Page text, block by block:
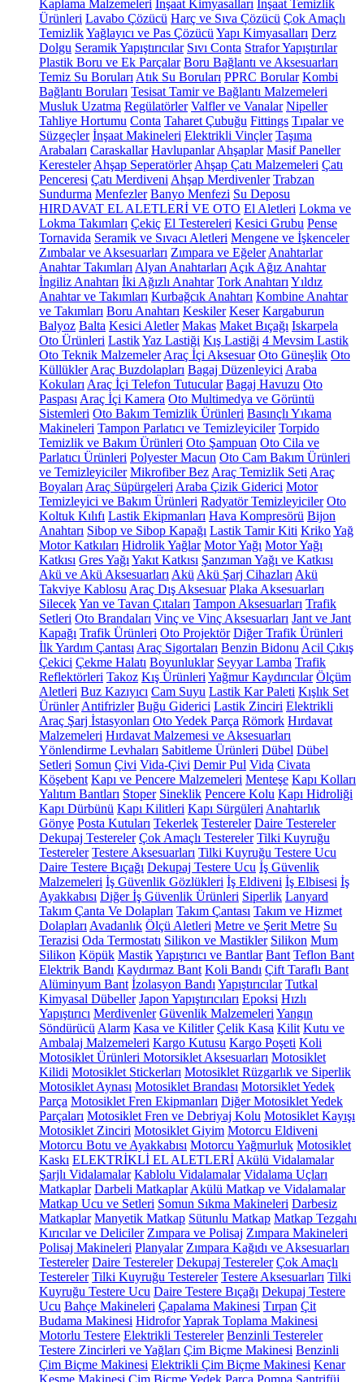
Kaplama Malzemeleri İnşaat Kimyasalları İnşaat Temizlik
Ürünleri Lavabo Çözücü Harç ve Sıva Çözücü Çok Amaçlı
TemizlikYağlayıcı ve Pas Çözücü Yapı Kimyasalları Derz
Dolgu Seramik Yapıştırıcılar Sıvı Conta Strafor Yapıştırılar
Plastik Boru ve Ek Parçalar Boru Bağlantı ve Aksesuarları
Temiz Su Boruları Atık Su Boruları PPRC Borular Kombi
Bağlantı Boruları Tesisat Tamir ve Bağlantı Malzemeleri
Musluk Uzatma Regülatörler Valfler ve Vanalar Nipeller
Tahliye Hortumu Conta Taharet Çubuğu Fittings Tıpalar ve
Süzgeçler İnşaat Makineleri Elektrikli Vinçler Taşıma
Arabaları Caraskallar Havlupanlar Ahşaplar Masif Paneller
Keresteler Ahşap Seperatörler Ahşap Çatı Malzemeleri Çatı
Penceresi Çatı Merdiveni Ahşap Merdivenler Trabzan
Sundurma Menfezler Banyo Menfezi Su Deposu
HIRDAVAT EL ALETLERİ VE OTO El Aletleri Lokma ve
Lokma Takımları Çekiç El Testereleri Kesici Grubu Pense
Tornavida Seramik ve Sıvacı Aletleri Mengene ve İşkenceler
Zımbalar ve Aksesuarları Zımpara ve Eğeler Anahtarlar
Anahtar Takımları Alyan Anahtarları Açık Ağız Anahtar
İngiliz Anahtarı İki Ağızlı Anahtar Tork Anahtarı Yıldız
Anahtar ve Takımları Kurbağcık Anahtarı Kombine Anahtar
ve Takımları Boru Anahtarı Keskiler Keser Kargaburun
Balyoz Balta Kesici Aletler Makas Maket Bıçağı Iskarpela
Oto Ürünleri LastikYaz Lastiği Kış Lastiği 4 Mevsim Lastik
Oto Teknik Malzemeler Araç İçi Aksesuar Oto Güneşlik Oto
Küllükler Araç Buzdolapları Bagaj Düzenleyici Araba
Kokuları Araç İçi Telefon Tutucular Bagaj Havuzu Oto
Paspası Araç İçi Kamera Oto Multimedya ve Görüntü
Sistemleri Oto Bakım Temizlik Ürünleri Basınçlı Yıkama
Makineleri Tampon Parlatıcı ve Temizleyiciler Torpido
Temizlik ve Bakım Ürünleri Oto Şampuan Oto Cila ve
Parlatıcı Ürünleri Polyester Macun Oto Cam Bakım Ürünleri
ve Temizleyiciler Mikrofiber Bez Araç Temizlik Seti Araç
Boyaları Araç Süpürgeleri Araba Çizik Giderici Motor
Temizleyici ve Bakım Ürünleri Radyatör Temizleyiciler Oto
Koltuk Kılıfı Lastik Ekipmanları Hava Kompresörü Bijon
Anahtarı Sibop ve Sibop Kapağı Lastik Tamir Kiti KrikoYağ
Motor Katkıları Hidrolik Yağlar Motor Yağı Motor Yağı
Katkısı Gres Yağı Yakıt Katkısı Şanzıman Yağı ve Katkısı
Akü ve Akü Aksesuarları Akü Akü Şarj Cihazları Akü
Takviye Kablosu Araç Dış Aksesuar Plaka Aksesuarları
SilecekYan ve Tavan Çıtaları Tampon Aksesuarları Trafik
Setleri Oto Brandaları Vinç ve Vinç Aksesuarları Jant ve Jant
Kapağı Trafik Ürünleri Oto Projektör Diğer Trafik Ürünleri
İlk Yardım Çantası Araç Sigortaları Benzin Bidonu Acil Çıkış
Çekici Çekme Halatı Boyunluklar Seyyar Lamba Trafik
Reflektörleri Takoz Kış Ürünleri Yağmur Kaydırıcılar Ölçüm
Aletleri Buz Kazıyıcı Cam Suyu Lastik Kar Paleti Kışlık Set
Ürünler Antifrizler Buğu Giderici Lastik Zinciri Elektrikli
Araç Şarj İstasyonları Oto Yedek Parça Römork Hırdavat
Malzemeleri Hırdavat Malzemesi ve Aksesuarları
Yönlendirme Levhaları Sabitleme Ürünleri Dübel Dübel
Setleri Somun Çivi Vida-Çivi Demir Pul Vida Civata
Köşebent Kapı ve Pencere Malzemeleri Menteşe Kapı Kolları
Yalıtım Bantları Stoper Sineklik Pencere Kolu Kapı Hidroliği
Kapı Dürbünü Kapı Kilitleri Kapı Sürgüleri Anahtarlık
Gönye Posta Kutuları Tekerlek Testereler Daire Testereler
Dekupaj Testereler Çok Amaçlı Testereler Tilki Kuyruğu
Testereler Testere Aksesuarları Tilki Kuyruğu Testere Ucu
Daire Testere Bıçağı Dekupaj Testere Ucu İş Güvenlik
Malzemeleri İş Güvenlik Gözlükleri İş Eldiveni İş Elbisesi İş
Ayakkabısı Diğer İş Güvenlik Ürünleri Siperlik Lanyard
Takım Çanta Ve Dolapları Takım Çantası Takım ve Hizmet
Dolapları Avadanlık Ölçü Aletleri Metre ve Şerit Metre Su
Terazisi Oda Termostatı Silikon ve Mastikler Silikon Mum
Silikon Köpük MastikYapıştırıcı ve Bantlar Bant Teflon Bant
Elektrik Bandı Kaydırmaz Bant Koli Bandı Çift Taraflı Bant
Alüminyum Bant İzolasyon Bandı Yapıştırıcılar Tutkal
Kimyasal Dübeller Japon Yapıştırıcıları Epoksi Hızlı
Yapıştırıcı Merdivenler Güvenlik Malzemeleri Yangın
Söndürücü Alarm Kasa ve Kilitler Çelik Kasa Kilit Kutu ve
Ambalaj Malzemeleri Kargo Kutusu Kargo Poşeti Koli
Motosiklet Ürünleri Motorsiklet Aksesuarları Motosiklet
Kilidi Motosiklet Stickerları Motosiklet Rüzgarlık ve Siperlik
Motosiklet Aynası Motosiklet Brandası Motorsiklet Yedek
Parça Motosiklet Fren Ekipmanları Diğer Motosiklet Yedek
Parçaları Motosiklet Fren ve Debriyaj Kolu Motosiklet Kayışı
Motosiklet Zinciri Motosiklet Giyim Motorcu Eldiveni
Motorcu Botu ve Ayakkabısı Motorcu Yağmurluk Motosiklet
Kaskı ELEKTRİKLİ EL ALETLERİ Akülü Vidalamalar
Şarjlı Vidalamalar Kablolu Vidalamalar Vidalama Uçları
Matkaplar Darbeli Matkaplar Akülü Matkap ve Vidalamalar
Matkap Ucu ve Setleri Somun Sıkma Makineleri Darbesiz
Matkaplar Manyetik Matkap Sütunlu Matkap Matkap Tezgahı
Kırıcılar ve Deliciler Zımpara ve Polisaj Zımpara Makineleri
Polisaj Makineleri Planyalar Zımpara Kağıdı ve Aksesuarları
Testereler Daire Testereler Dekupaj Testereler Çok Amaçlı
Testereler Tilki Kuyruğu Testereler Testere Aksesuarları Tilki
Kuyruğu Testere Ucu Daire Testere Bıçağı Dekupaj Testere
Ucu Bahçe Makineleri Çapalama Makinesi Tırpan Çit
Budama Makinesi HidroforYaprak Toplama Makinesi
Motorlu Testere Elektrikli Testereler Benzinli Testereler
Testere Zincirleri ve Yağları Çim Biçme Makinesi Benzinli
Çim Biçme Makinesi Elektrikli Çim Biçme Makinesi Kenar
Kesme Makinesi Çim Biçme Yedek Parça Pompa Santrifüj